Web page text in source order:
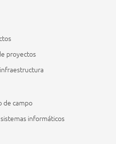
proyectos
de campo
informáticos